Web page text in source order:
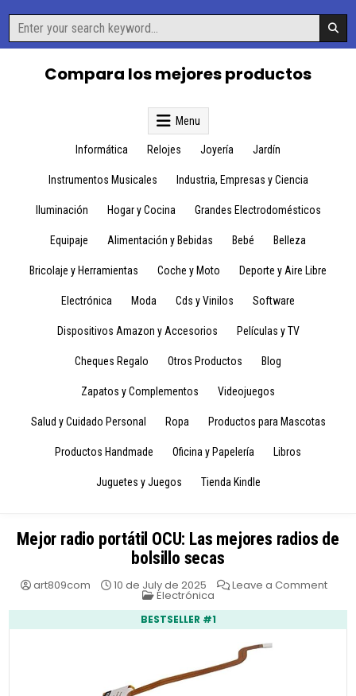
content
Search
for:
Compara los mejores productos
Menu
Informática Relojes Joyería Jardín
Instrumentos Musicales Industria, Empresas y Ciencia
Iluminación Hogar y Cocina Grandes Electrodomésticos
Equipaje Alimentación y Bebidas Bebé Belleza
Bricolaje y Herramientas Coche y Moto Deporte y Aire Libre
Electrónica Moda Cds y Vinilos Software
Dispositivos Amazon y Accesorios Películas y TV
Cheques Regalo Otros Productos Blog
Zapatos y Complementos Videojuegos
Salud y Cuidado Personal Ropa Productos para Mascotas
Productos Handmade Oficina y Papelería Libros
Juguetes y Juegos Tienda Kindle
Mejor radio portátil OCU: Las mejores radios de
bolsillo secas
art809com 10 de July de 2025 Leave a Commenton
OCU:
Posted
Electrónica
BESTSELLER #1